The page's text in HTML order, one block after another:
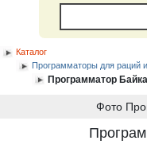
Каталог
Программаторы для раций
Программатор
Фото